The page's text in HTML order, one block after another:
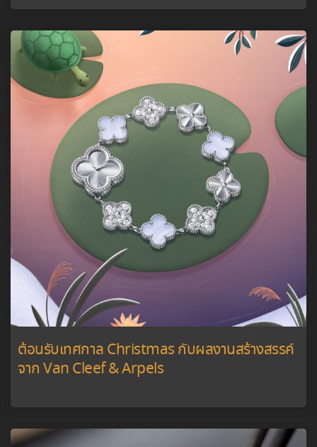
ต้อนรับเทศกาล Christmas กับผลงานสร้างสรรค์
จาก Van Cleef & Arpels